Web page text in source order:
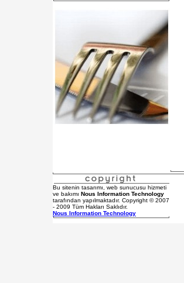
Bu sitenin tasarımı, web sunucusu hizmeti
ve bakımı Nous Information Technology
tarafından yapılmaktadır. Copyright © 2007
- 2009 Tüm Hakları Saklıdır.
Nous Information Technology